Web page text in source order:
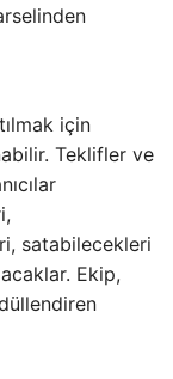
için
Teklifler ve
satabilecekleri
Ekip,